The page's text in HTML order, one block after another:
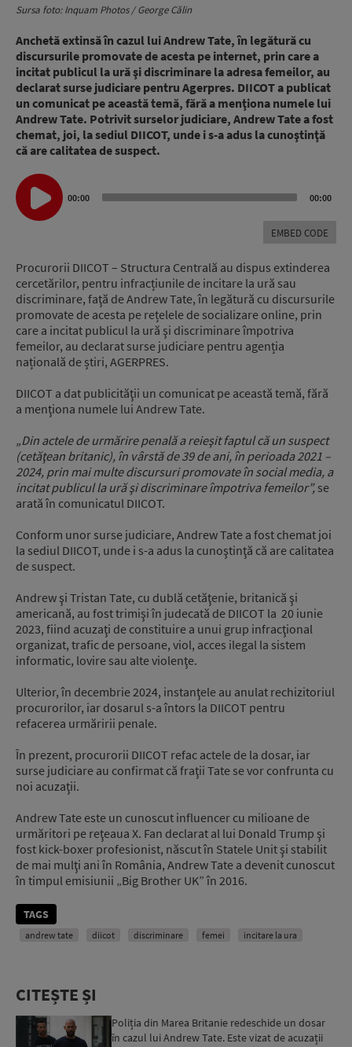
Sursa foto: Inquam Photos / George Călin
Anchetă extinsă în cazul lui Andrew Tate, în legătură cu
discursurile promovate de acesta pe internet, prin care a
incitat publicul la ură şi discriminare la adresa femeilor, au
declarat surse judiciare pentru Agerpres. DIICOT a publicat
un comunicat pe această temă, fără a menţiona numele lui
Andrew Tate. Potrivit surselor judiciare, Andrew Tate a fost
chemat, joi, la sediul DIICOT, unde i s-a adus la cunoştinţă
că are calitatea de suspect.
Audio
Player
00:00 00:00
EMBED CODE
Procurorii DIICOT – Structura Centrală au dispus extinderea
cercetărilor, pentru infracțiunile de incitare la ură sau
discriminare, faţă de Andrew Tate, în legătură cu discursurile
promovate de acesta pe rețelele de socializare online, prin
care a incitat publicul la ură şi discriminare împotriva
femeilor, au declarat surse judiciare pentru agenția
națională de știri, AGERPRES.
DIICOT a dat publicităţii un comunicat pe această temă, fără
a menţiona numele lui Andrew Tate.
„Din actele de urmărire penală a reieşit faptul că un suspect
(cetăţean britanic), în vârstă de 39 de ani, în perioada 2021 –
2024, prin mai multe discursuri promovate în social media, a
incitat publicul la ură şi discriminare împotriva femeilor”, se
arată în comunicatul DIICOT.
Conform unor surse judiciare, Andrew Tate a fost chemat joi
la sediul DIICOT, unde i s-a adus la cunoştinţă că are calitatea
de suspect.
Andrew şi Tristan Tate, cu dublă cetăţenie, britanică şi
americană, au fost trimişi în judecată de DIICOT la 20 iunie
2023, fiind acuzaţi de constituire a unui grup infracţional
organizat, trafic de persoane, viol, acces ilegal la sistem
informatic, lovire sau alte violenţe.
Ulterior, în decembrie 2024, instanţele au anulat rechizitoriul
procurorilor, iar dosarul s-a întors la DIICOT pentru
refacerea urmăririi penale.
În prezent, procurorii DIICOT refac actele de la dosar, iar
surse judiciare au confirmat că fraţii Tate se vor confrunta cu
noi acuzaţii.
Andrew Tate este un cunoscut influencer cu milioane de
urmăritori pe reţeaua X. Fan declarat al lui Donald Trump şi
fost kick-boxer profesionist, născut în Statele Unit şi stabilit
de mai mulţi ani în România, Andrew Tate a devenit cunoscut
în timpul emisiunii „Big Brother UK” în 2016.
TAGS
andrew tate diicot discriminare femei incitare la ura
CITEȘTE ȘI
Poliția din Marea Britanie redeschide un dosar
în cazul lui Andrew Tate. Este vizat de acuzații